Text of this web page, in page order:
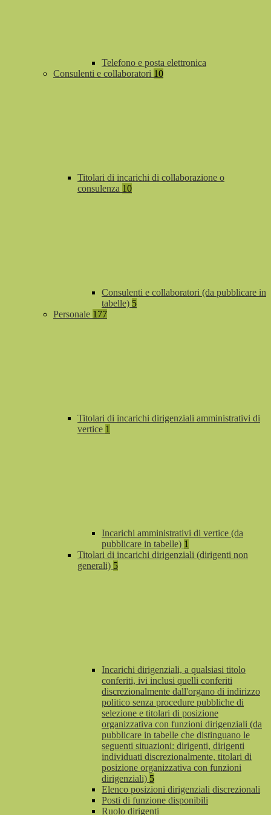
Telefono e posta elettronica
Consulenti e collaboratori 10
Titolari di incarichi di collaborazione o
consulenza 10
Consulenti e collaboratori (da pubblicare in
tabelle) 5
Personale 177
Titolari di incarichi dirigenziali amministrativi di
vertice 1
Incarichi amministrativi di vertice (da
pubblicare in tabelle) 1
Titolari di incarichi dirigenziali (dirigenti non
generali) 5
Incarichi dirigenziali, a qualsiasi titolo
conferiti, ivi inclusi quelli conferiti
discrezionalmente dall'organo di indirizzo
politico senza procedure pubbliche di
selezione e titolari di posizione
organizzativa con funzioni dirigenziali (da
pubblicare in tabelle che distinguano le
seguenti situazioni: dirigenti, dirigenti
individuati discrezionalmente, titolari di
posizione organizzativa con funzioni
dirigenziali) 5
Elenco posizioni dirigenziali discrezionali
Posti di funzione disponibili
Ruolo dirigenti